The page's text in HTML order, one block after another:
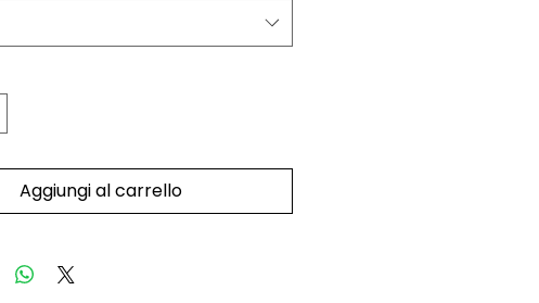
Aggiungi al carrello